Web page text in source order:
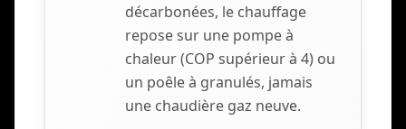
décarbonées, le chauffage
repose sur une pompe à
chaleur (COP supérieur à 4) ou
un poêle à granulés, jamais
une chaudière gaz neuve.